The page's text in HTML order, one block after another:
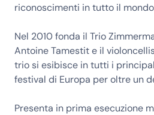
riconoscimenti in tutto il
Nel 2010 fonda il Trio
Antoine Tamestit e il
trio si esibisce in tutti i
festival di Europa per oltre un
Presenta in prima esecuzione